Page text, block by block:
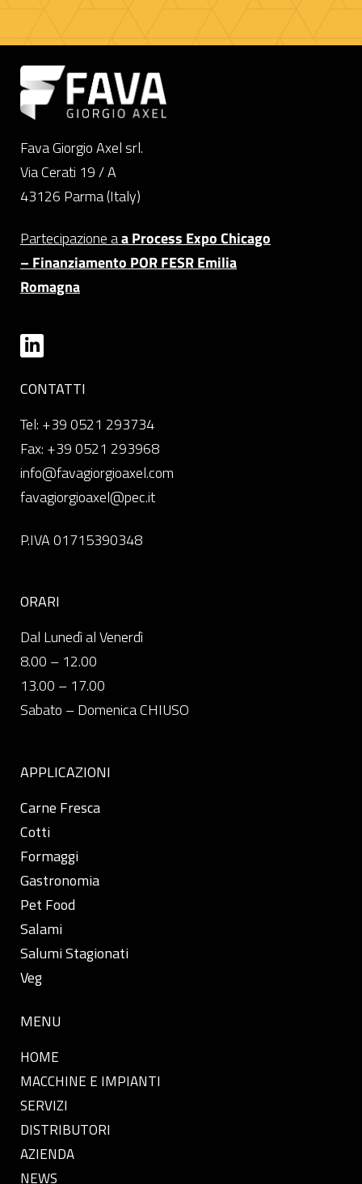
Fava Giorgio Axel srl.
Via Cerati 19 / A
43126 Parma (Italy)
Partecipazione aa Process Expo Chicago
– Finanziamento POR FESR Emilia
Romagna
CONTATTI
Tel: +39 0521 293734
Fax: +39 0521 293968
info@favagiorgioaxel.com
favagiorgioaxel@pec.it
P.IVA 01715390348
ORARI
Dal Lunedì al Venerdì
8.00 – 12.00
13.00 – 17.00
Sabato – Domenica CHIUSO
APPLICAZIONI
Carne Fresca
Cotti
Formaggi
Gastronomia
Pet Food
Salami
Salumi Stagionati
Veg
MENU
HOME
MACCHINE E IMPIANTI
SERVIZI
DISTRIBUTORI
AZIENDA
NEWS